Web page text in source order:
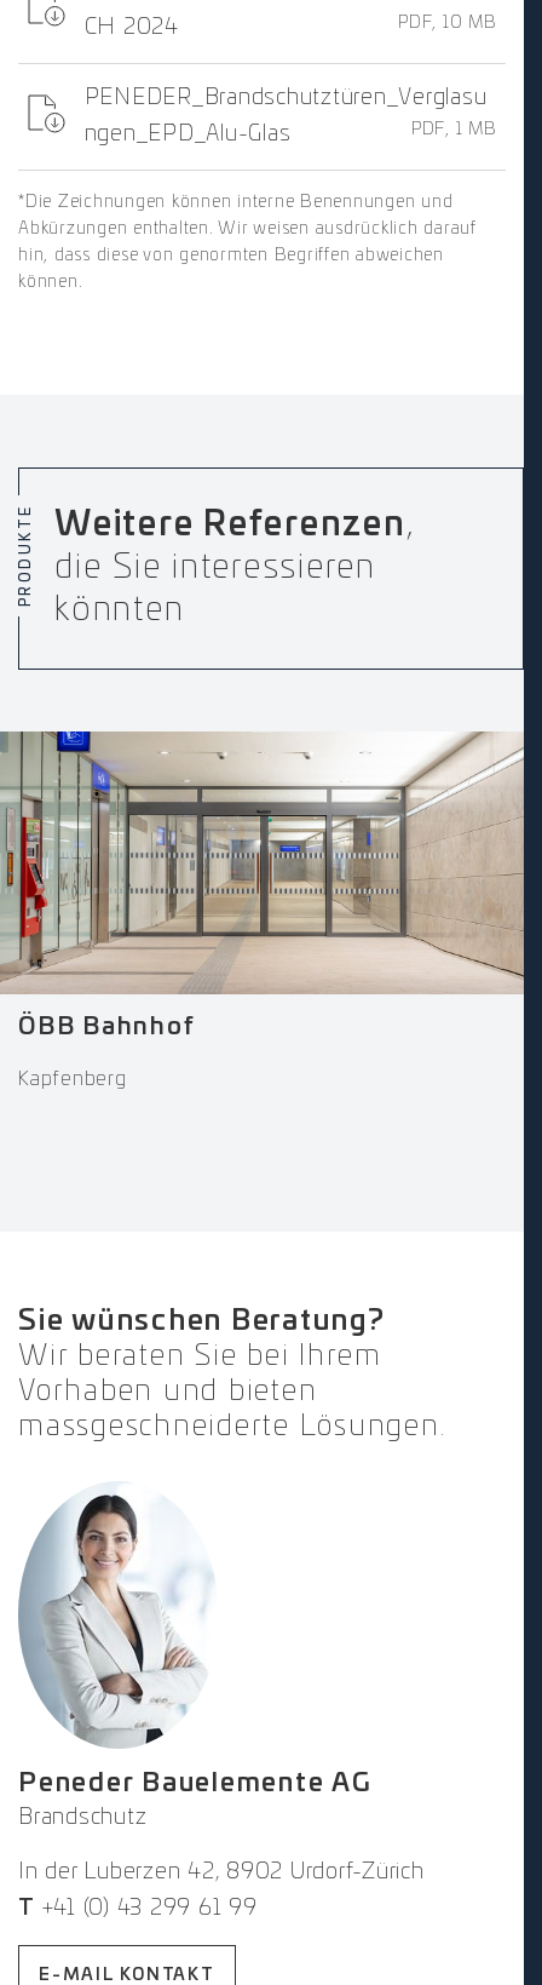
CH 2024
PDF, 10 MB
PENEDER_Brandschutztüren_Verglasu
ngen_EPD_Alu-Glas
PDF, 1 MB
*Die Zeichnungen können interne Benennungen und
Abkürzungen enthalten. Wir weisen ausdrücklich darauf
hin, dass diese von genormten Begriffen abweichen
können.
PRODUKTE Weitere Referenzen,
die Sie interessieren
könnten
ÖBB Bahnhof
Kapfenberg
Sie wünschen Beratung?
Wir beraten Sie bei Ihrem
Vorhaben und bieten
massgeschneiderte Lösungen.
Peneder Bauelemente AG
Brandschutz
In der Luberzen 42, 8902 Urdorf-Zürich
+41 (0) 43 299 61 99
E-MAIL KONTAKT